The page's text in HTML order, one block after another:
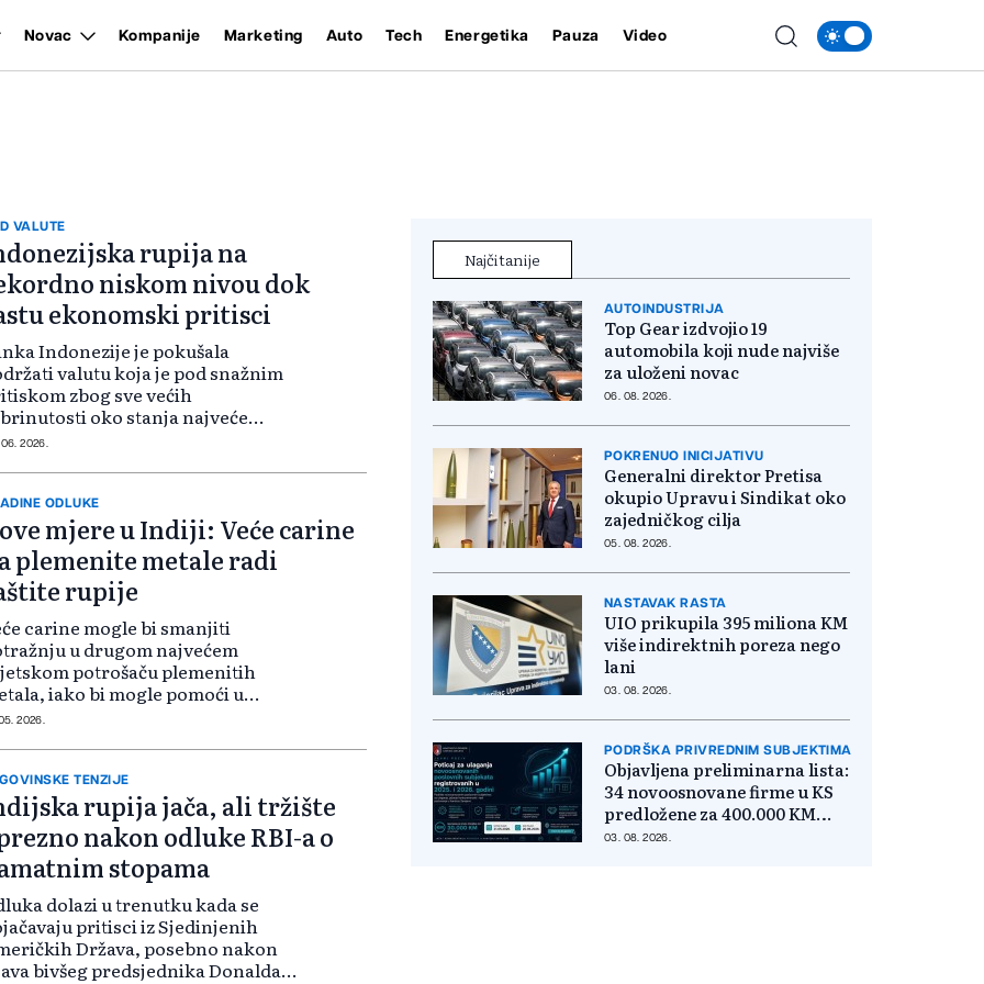
Novac Kompanije Marketing Auto Tech Energetika Pauza Video
VALUTE
rupija na
niskom nivou dok
ekonomski pritisci
Indonezije je pokušala
valutu koja je pod snažnim
zbog sve većih
oko stanja najveće
jugoistočne Azije.
granicu od 18.000 prema
dolar...
2026.
ODLUKE
mjere u Indiji: Veće carine
plemenite metale radi
rupije
carine mogle bi smanjiti
u drugom najvećem
potrošaču plemenitih
iako bi mogle pomoći u
trgovinskog deficita
valuta u Aziji, prenosi
Međutim,...
2026.
TENZIJE
rupija jača, ali tržište
nakon odluke RBI-a o
stopama
dolazi u trenutku kada se
pritisci iz Sjedinjenih
Država, posebno nakon
bivšeg predsjednika Donalda
Najčitanije
AUTOINDUSTRIJA
Top Gear izdvojio 19
automobila koji nude najviše
za uloženi novac
06. 08. 2026.
POKRENUO INICIJATIVU
Generalni direktor Pretisa
okupio Upravu i Sindikat oko
zajedničkog cilja
05. 08. 2026.
NASTAVAK RASTA
UIO prikupila 395 miliona KM
više indirektnih poreza nego
lani
03. 08. 2026.
PODRŠKA PRIVREDNIM SUBJEKTIMA
Objavljena preliminarna lista:
34 novoosnovane firme u KS
predložene za 400.000 KM
poticaja
03. 08. 2026.